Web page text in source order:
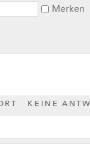
Merken
KEINE